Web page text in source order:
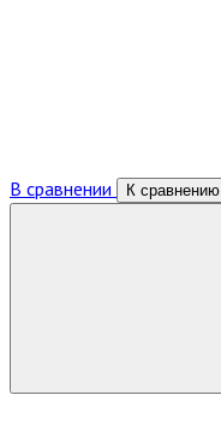
В сравнении К сравнению